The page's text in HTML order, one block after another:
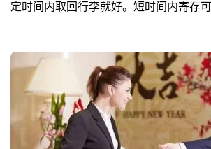
定时间内取回行李就好。短时间内寄存